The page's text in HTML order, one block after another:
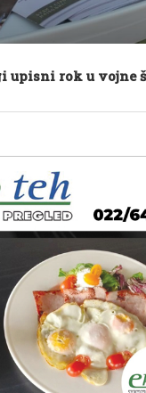
upisni rok u vojne